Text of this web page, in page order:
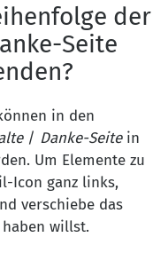
der
Seite
in den
/ Danke-Seitein
Um Elemente zu
Icon ganz links,
verschiebe das
willst.